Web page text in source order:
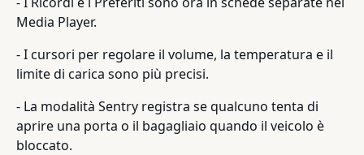
Media Player.
- I cursori per regolare il volume, la temperatura e il
limite di carica sono più precisi.
- La modalità Sentry registra se qualcuno tenta di
aprire una porta o il bagagliaio quando il veicolo è
bloccato.